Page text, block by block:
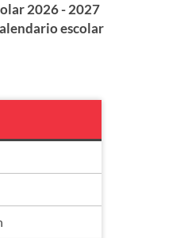
2026 - 2027
escolar